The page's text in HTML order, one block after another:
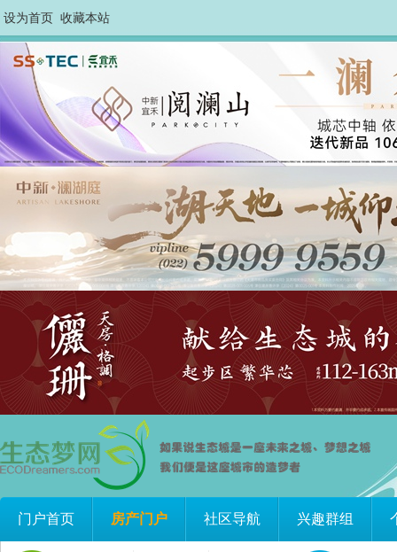
设为首页 收藏本站
门户首页 房产门户 社区导航 兴趣群组